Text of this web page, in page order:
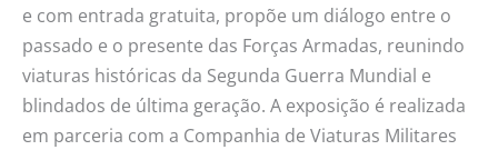
e com entrada gratuita, propõe um diálogo entre o
passado e o presente das Forças Armadas, reunindo
viaturas históricas da Segunda Guerra Mundial e
blindados de última geração. A exposição é realizada
em parceria com a Companhia de Viaturas Militares